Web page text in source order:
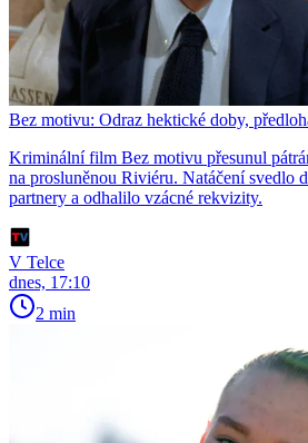
Bez motivu: Odraz hektické doby,
Kriminální film Bez motivu přesunul
na prosluněnou Riviéru. Natáčení svedlo
partnery a odhalilo vzácné rekvizity.
V Telce
dnes, 17:10
2 min